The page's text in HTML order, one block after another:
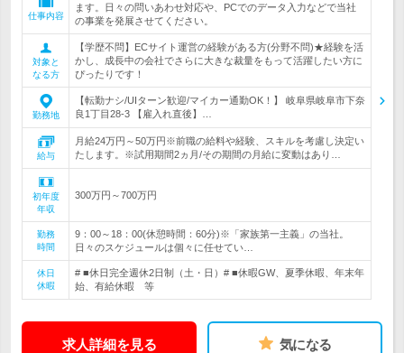
仕事内容
ます。日々の問いあわせ対応や、PCでのデータ入力などで当社
の事業を発展させてください。
対象と
なる方
【学歴不問】ECサイト運営の経験がある方(分野不問)★経験を活
かし、成長中の会社でさらに大きな裁量をもって活躍したい方に
ぴったりです！
勤務地
【転勤ナシ/UIターン歓迎/マイカー通勤OK！】 岐阜県岐阜市下奈
良1丁目28-3 【雇入れ直後】…
給与
月給24万円～50万円※前職の給料や経験、スキルを考慮し決定い
たします。※試用期間2ヵ月/その期間の月給に変動はあり…
初年度
年収
300万円～700万円
勤務
時間
9：00～18：00(休憩時間：60分)※「家族第一主義」の当社。
日々のスケジュールは個々に任せてい…
休日
休暇
# ■休日完全週休2日制（土・日）# ■休暇GW、夏季休暇、年末年
始、有給休暇 等
求人詳細を見る 気になる